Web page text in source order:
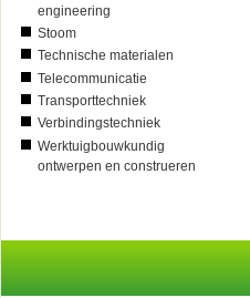
engineering
Stoom
Technische materialen
Telecommunicatie
Transporttechniek
Verbindingstechniek
Werktuigbouwkundig
ontwerpen en construeren